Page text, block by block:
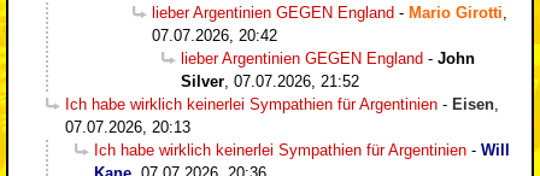
lieber Argentinien GEGEN England - Mario Girotti
07.07.2026, 20:42
lieber Argentinien GEGEN England - John
Silver 07.07.2026, 21:52
Ich habe wirklich keinerlei Sympathien für Argentinien - Eisen
07.07.2026, 20:13
Ich habe wirklich keinerlei Sympathien für Argentinien - Will